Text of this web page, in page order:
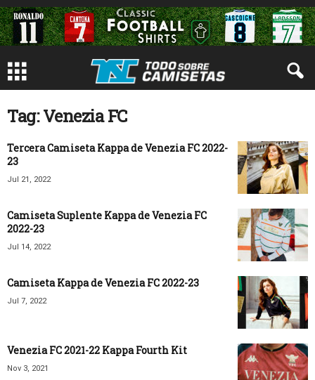
Tag: Venezia FC
Tercera Camiseta Kappa de Venezia FC 2022-
23
Jul 21, 2022
Camiseta Suplente Kappa de Venezia FC
2022-23
Jul 14, 2022
Camiseta Kappa de Venezia FC 2022-23
Jul 7, 2022
Venezia FC 2021-22 Kappa Fourth Kit
Nov 3, 2021